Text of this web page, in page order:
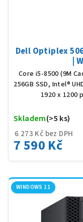
Dell Optiplex
|
Core i5-8500 (9M
256GB SSD, Intel®
1920 x 1200
6 273 Kč bez DPH
7 590 Kč
Skladem(>5 ks)
WINDOWS 11